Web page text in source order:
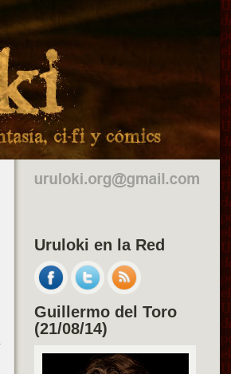
Uruloki en la Red
Guillermo del Toro
(21/08/14)